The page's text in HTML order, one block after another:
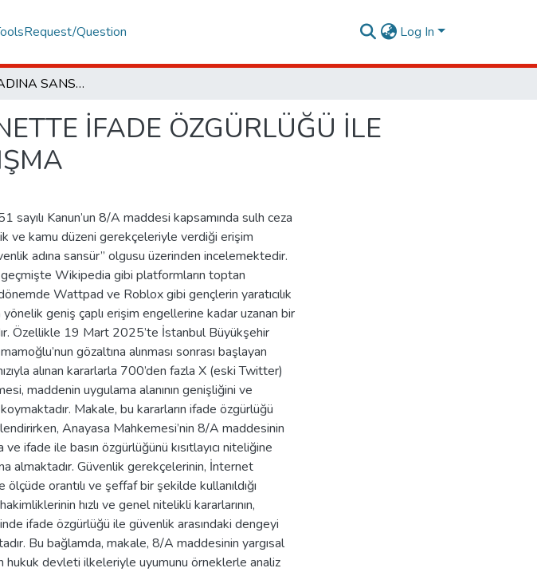
Request/Question Log In
GÜVENLİK ADINA SANSÜR: İNTERNETTE İFADE ÖZGÜRLÜĞÜ İLE MİLLİ GÜVENLİK ARASINDAKİ ÇATIŞMA
İFADE ÖZGÜRLÜĞÜ İLE
sayılı Kanun’un 8/A maddesi kapsamında sulh ceza
ve kamu düzeni gerekçeleriyle verdiği erişim
adına sansür” olgusu üzerinden incelemektedir.
Wikipedia gibi platformların toptan
Wattpad ve Roblox gibi gençlerin yaratıcılık
geniş çaplı erişim engellerine kadar uzanan bir
Özellikle 19 Mart 2025’te İstanbul Büyükşehir
gözaltına alınması sonrası başlayan
alınan kararlarla 700’den fazla X (eski Twitter)
maddenin uygulama alanının genişliğini ve
Makale, bu kararların ifade özgürlüğü
Anayasa Mahkemesi’nin 8/A maddesinin
ve ifade ile basın özgürlüğünü kısıtlayıcı niteliğine
almaktadır. Güvenlik gerekçelerinin, İnternet
orantılı ve şeffaf bir şekilde kullanıldığı
hızlı ve genel nitelikli kararlarının,
ifade özgürlüğü ile güvenlik arasındaki dengeyi
Bu bağlamda, makale, 8/A maddesinin yargısal
hukuk devleti ilkeleriyle uyumunu örneklerle analiz